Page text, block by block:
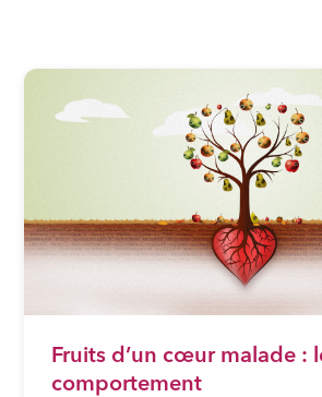
Fruits d’un cœur malade :
comportement